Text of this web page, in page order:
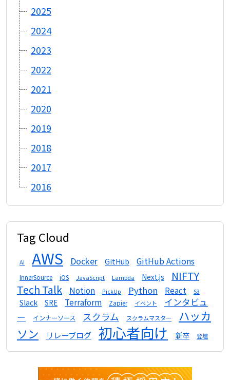
2025
2024
2023
2022
2021
2020
2019
2018
2017
2016
Tag Cloud
AI AWS Docker GitHub GitHub Actions
InnerSource iOS JavaScript Lambda Next.js
NIFTY
Tech Talk
Notion PickUp Python React S3
Slack SRE Terraform Zapier イベント
インタビュ
ー
インナーソース スクラム スクラムマスター
ハッカ
ソン
リレーブログ 初心者向け 新卒 登壇